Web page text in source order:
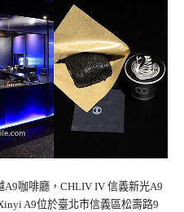
咖啡廳，CHLIV IV 信義新光A9
A9位於臺北市信義區松壽路9